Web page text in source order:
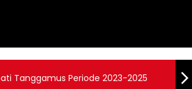
Serah Terima Jabatan Bupati Tanggamus Periode 2023-2025